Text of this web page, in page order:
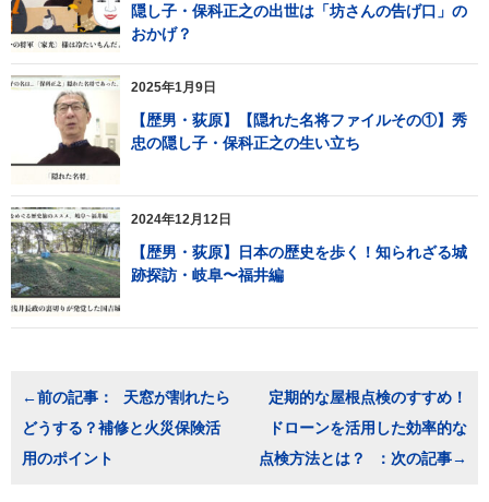
隠し子・保科正之の出世は「坊さんの告げ口」の
おかげ？
2025年1月9日
【歴男・荻原】【隠れた名将ファイルその①】秀
忠の隠し子・保科正之の生い立ち
2024年12月12日
【歴男・荻原】日本の歴史を歩く！知られざる城
跡探訪・岐阜〜福井編
ナ
ビ
天窓が割れたら
どうする？補修と火災保険活
用のポイント
定期的な屋根点検のすすめ！
ドローンを活用した効率的な
点検方法とは？